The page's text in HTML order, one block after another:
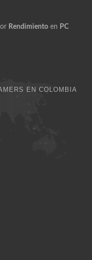
Rendimiento en PC
EN COLOMBIA